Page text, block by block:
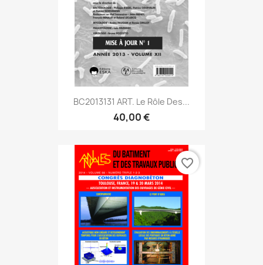
BC2013131 ART. Le Rôle Des...
40,00 €
favorite_border